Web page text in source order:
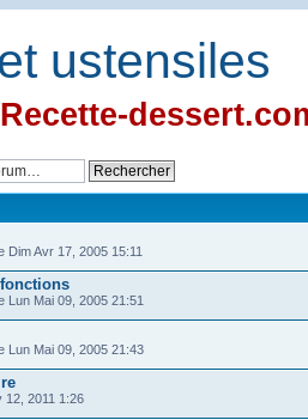
ustensiles
Recette-
Dim Avr 17, 2005 15:11
Lun Mai 09, 2005 21:51
Lun Mai 09, 2005 21:43
12, 2011 1:26